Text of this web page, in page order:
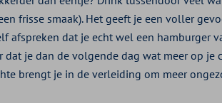
frisse smaak). Het geeft je een voller
afspreken dat je echt wel een hamburger
je dan de volgende dag wat meer op je
brengt je in de verleiding om meer